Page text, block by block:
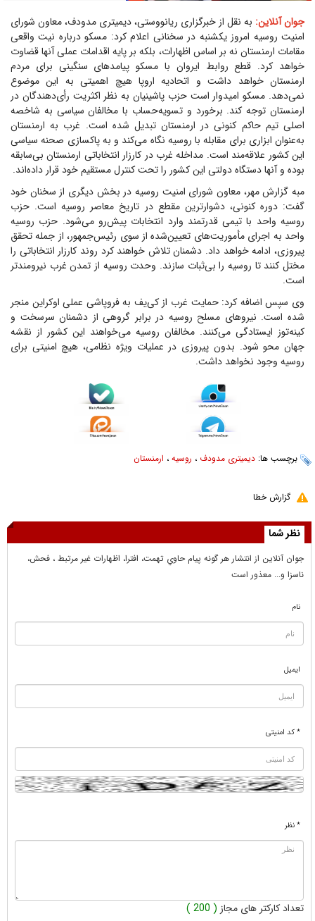
جوان آنلاین: به نقل از خبرگزاری ریانووستی، دیمیتری مدودف، معاون شورای
امنیت روسیه امروز یکشنبه در سخنانی اعلام کرد: مسکو درباره نیت واقعی
مقامات ارمنستان نه بر اساس اظهارات، بلکه بر پایه اقدامات عملی آنها قضاوت
خواهد کرد. قطع روابط ایروان با مسکو پیامد‌های سنگینی برای مردم
ارمنستان خواهد داشت و اتحادیه اروپا هیچ اهمیتی به این موضوع
نمی‌دهد. مسکو امیدوار است حزب پاشینیان به نظر اکثریت رأی‌دهندگان در
ارمنستان توجه کند. برخورد و تسویه‌حساب با مخالفان سیاسی به شاخصه
اصلی تیم حاکم کنونی در ارمنستان تبدیل شده است. غرب به ارمنستان
به‌عنوان ابزاری برای مقابله با روسیه نگاه می‌کند و به پاکسازی صحنه سیاسی
این کشور علاقه‌مند است. مداخله غرب در کارزار انتخاباتی ارمنستان بی‌سابقه
بوده و آنها دستگاه دولتی این کشور را تحت کنترل مستقیم خود قرار داده‌اند.
مبه گزارش مهر، معاون شورای امنیت روسیه در بخش دیگری از سخنان خود
گفت: دوره کنونی، دشوارترین مقطع در تاریخ معاصر روسیه است. حزب
روسیه واحد با تیمی قدرتمند وارد انتخابات پیش‌رو می‌شود. حزب روسیه
واحد به اجرای مأموریت‌های تعیین‌شده از سوی رئیس‌جمهور، از جمله تحقق
پیروزی، ادامه خواهد داد. دشمنان تلاش خواهند کرد روند کارزار انتخاباتی را
مختل کنند تا روسیه را بی‌ثبات سازند. وحدت روسیه از تمدن غرب نیرومندتر
است.
وی سپس اضافه کرد: حمایت غرب از کی‌یف به فروپاشی عملی اوکراین منجر
شده است. نیرو‌های مسلح روسیه در برابر گروهی از دشمنان سرسخت و
کینه‌توز ایستادگی می‌کنند. مخالفان روسیه می‌خواهند این کشور از نقشه
جهان محو شود. بدون پیروزی در عملیات ویژه نظامی، هیچ امنیتی برای
روسیه وجود نخواهد داشت.
برچسب ها: دیمیتری مدودف ، روسیه ، ارمنستان
گزارش خطا
نظر شما
جوان آنلاين از انتشار هر گونه پيام حاوي تهمت، افترا، اظهارات غير مرتبط ، فحش،
ناسزا و... معذور است
نام
ایمیل
* کد امنیتی
* نظر
تعداد کارکتر های مجاز ( 200 )